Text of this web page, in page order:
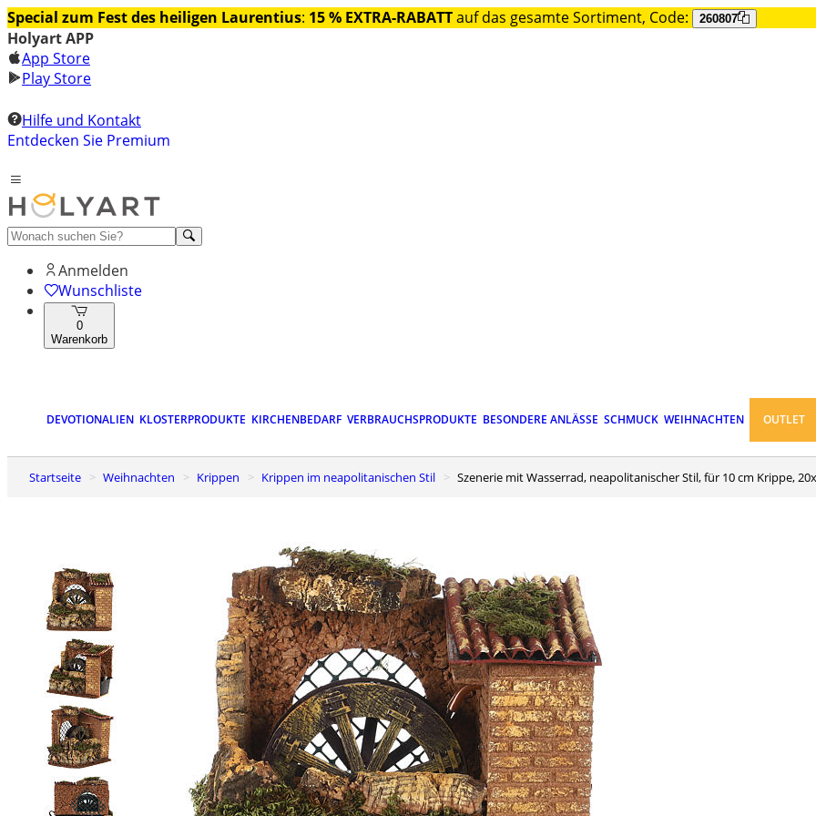
Special zum Fest des heiligen Laurentius: 15 % EXTRA-RABATTauf das gesamte Sortiment, Code: 260807
Holyart APP
App Store
Play Store
Hilfe und Kontakt
Entdecken Sie Premium
Anmelden
Wunschliste
0
Warenkorb
DEVOTIONALIEN KLOSTERPRODUKTE KIRCHENBEDARF VERBRAUCHSPRODUKTE BESONDERE ANLÄSSE SCHMUCK WEIHNACHTEN OUTLET
Startseite Weihnachten Krippen Krippen im neapolitanischen Stil Szenerie mit Wasserrad, neapolitanischer Stil, für 10 cm Krippe,